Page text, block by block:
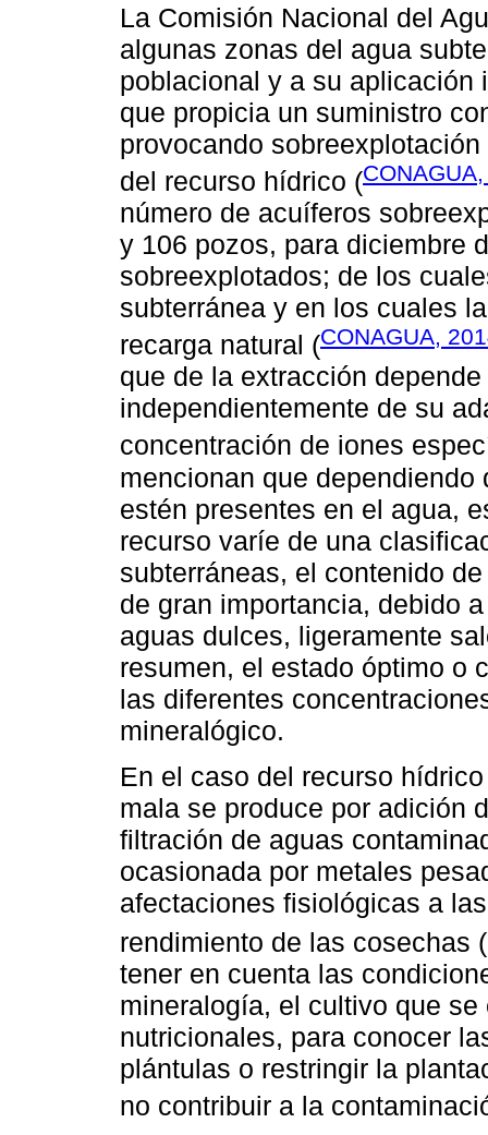
La Comisión Nacional del
algunas zonas del agua
poblacional y a su aplicación
que propicia un suministro
provocando
del recurso hídrico (
número de acuíferos
y 106 pozos, para diciembre
sobreexplotados; de los
subterránea y en los cuales
recarga natural (CONAGUA,
que de la extracción
independientemente de su
concentración de iones
mencionan que
estén presentes en el agua,
recurso varíe de una
subterráneas, el contenido
de gran importancia, debido
aguas dulces, ligeramente
resumen, el estado óptimo o
las diferentes
mineralógico.
En el caso del recurso
mala se produce por adición
filtración de aguas
ocasionada por metales
afectaciones fisiológicas a
rendimiento de las cosechas
tener en cuenta las
mineralogía, el cultivo que
nutricionales, para conocer
plántulas o restringir la
no contribuir a la